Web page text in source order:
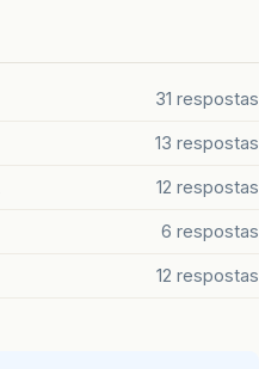
31 respostas
13 respostas
12 respostas
6 respostas
12 respostas